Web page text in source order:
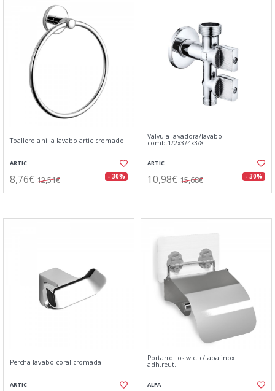
Toallero anilla lavabo artic cromado
ARTIC
8,76€ 12,51€ - 30%
Valvula lavadora/lavabo
comb.1/2x3/4x3/8
ARTIC
10,98€ 15,68€ - 30%
Percha lavabo coral cromada
ARTIC
Portarrollos w.c. c/tapa inox
adh.reut.
ALFA